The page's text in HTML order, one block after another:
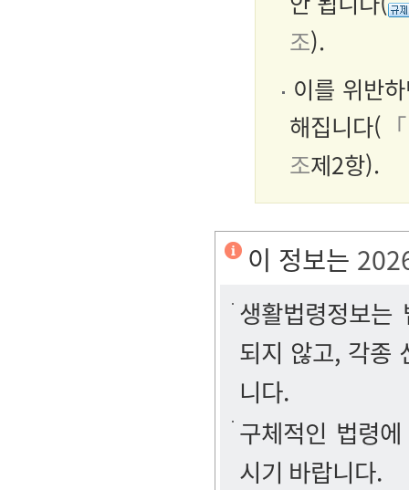
조).
이를 위반
해집니다(
조제2항).
이 정보는
생활법령정보
되지 않고, 각종
니다.
구체적인 법령
시기 바랍니다.